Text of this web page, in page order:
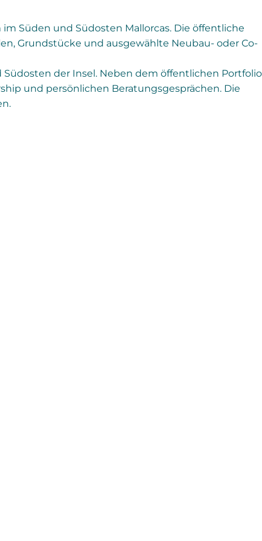
Süden und Südosten Mallorcas. Die öffentliche
Grundstücke und ausgewählte Neubau- oder Co-
der Insel. Neben dem öffentlichen Portfolio
und persönlichen Beratungsgesprächen. Die